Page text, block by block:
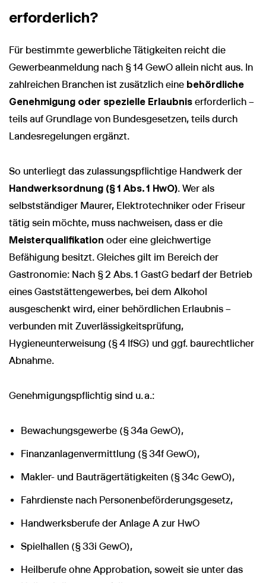
erforderlich?
Für bestimmte gewerbliche Tätigkeiten reicht die
Gewerbeanmeldung nach § 14 GewO allein nicht aus. In
zahlreichen Branchen ist zusätzlich eine behördliche
Genehmigung oder spezielle Erlaubnis erforderlich –
teils auf Grundlage von Bundesgesetzen, teils durch
Landesregelungen ergänzt.
So unterliegt das zulassungspflichtige Handwerk der
Handwerksordnung (§ 1 Abs. 1 HwO). Wer als
selbstständiger Maurer, Elektrotechniker oder Friseur
tätig sein möchte, muss nachweisen, dass er die
Meisterqualifikation oder eine gleichwertige
Befähigung besitzt. Gleiches gilt im Bereich der
Gastronomie: Nach § 2 Abs. 1 GastG bedarf der Betrieb
eines Gaststättengewerbes, bei dem Alkohol
ausgeschenkt wird, einer behördlichen Erlaubnis –
verbunden mit Zuverlässigkeitsprüfung,
Hygieneunterweisung (§ 4 IfSG) und ggf. baurechtlicher
Abnahme.
Genehmigungspflichtig sind u. a.:
Bewachungsgewerbe (§ 34a GewO),
Finanzanlagenvermittlung (§ 34f GewO),
Makler- und Bauträgertätigkeiten (§ 34c GewO),
Fahrdienste nach Personenbeförderungsgesetz,
Handwerksberufe der Anlage A zur HwO
Spielhallen (§ 33i GewO),
Heilberufe ohne Approbation, soweit sie unter das